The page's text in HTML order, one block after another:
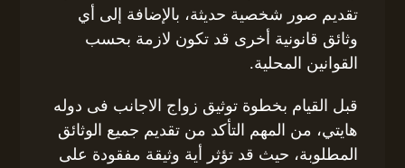
تقديم صور شخصية حديثة، بالإضافة إلى أي
وثائق قانونية أخرى قد تكون لازمة بحسب
القوانين المحلية.
قبل القيام بخطوة توثيق زواج الاجانب فى دوله
هايتي، من المهم التأكد من تقديم جميع الوثائق
المطلوبة، حيث قد تؤثر أية وثيقة مفقودة على